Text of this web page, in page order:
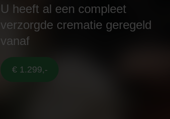
U heeft al een compleet
verzorgde crematie geregeld
vanaf
€ 1.299,-